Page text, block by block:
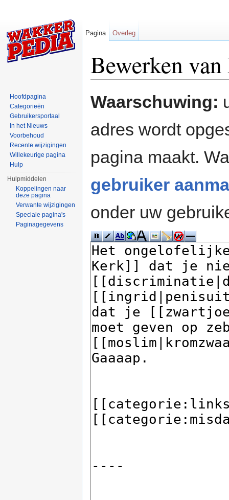
Bewerken
Waarschuwing:
adres wordt
pagina maakt.
gebruiker
onder uw
Pagina Overleg
Hoofdpagina
Categorieën
Gebruikersportaal
In het Nieuws
Voorbehoud
Recente wijzigingen
Willekeurige pagina
Hulp
Hulpmiddelen
Koppelingen naar
deze pagina
Verwante wijzigingen
Speciale pagina's
Paginagegevens